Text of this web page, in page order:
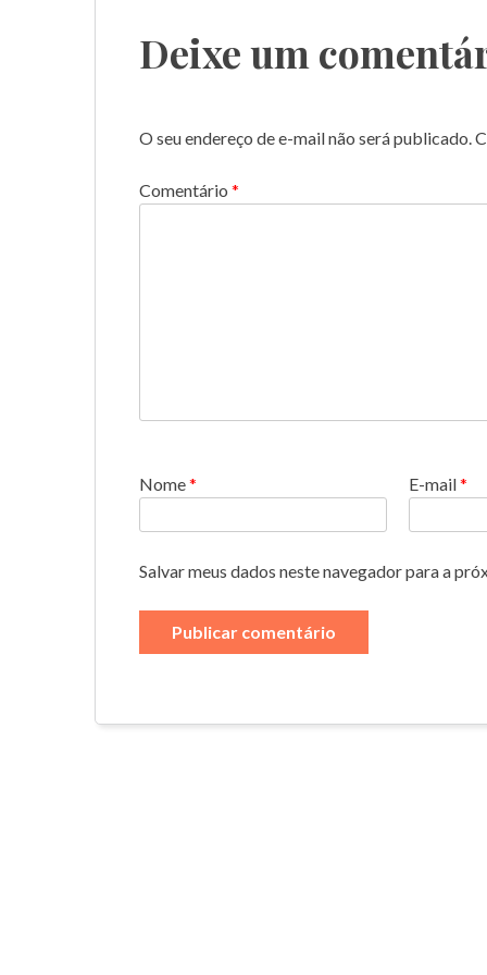
Deixe um
O seu endereço de e-mail não será publicado.
Comentário *
Nome* E-mail*
Salvar meus dados neste navegador para a